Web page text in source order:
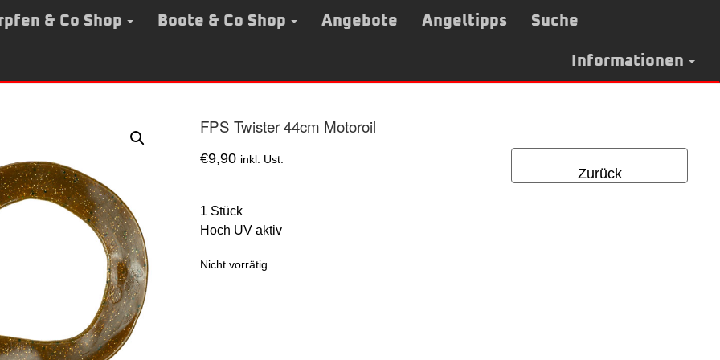
& Co Shop Boote & Co Shop Angebote Angeltipps Suche
Informationen
FPS Twister 44cm Motoroil
Zurück
€9,90 inkl. Ust.
1 Stück
Hoch UV aktiv
Nicht vorrätig